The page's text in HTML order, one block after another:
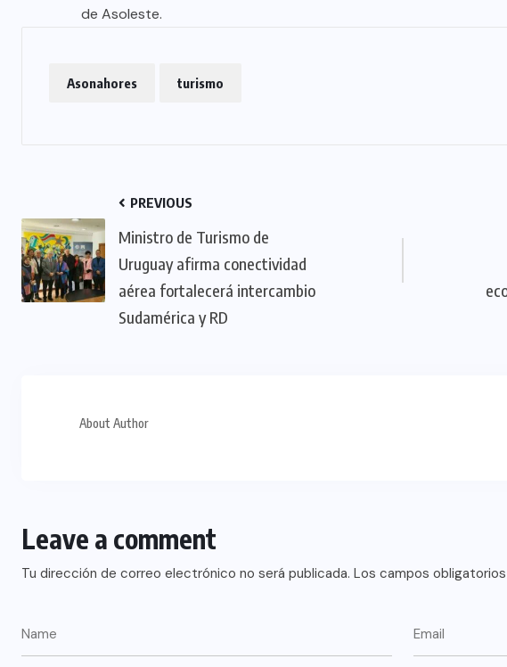
de Asoleste.
Asonahores turismo
PREVIOUS
Ministro de Turismo de
Uruguay afirma conectividad
aérea fortalecerá intercambio
Sudamérica y RD
About Author
Leave a comment
Tu dirección de correo electrónico no será publicada. Los campos